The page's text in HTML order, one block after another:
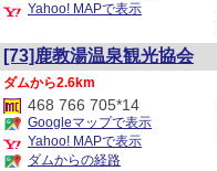
Yahoo! MAPで表示
[73]鹿教湯温泉観光協会
2.6km
468 766 705*14
Googleマップで表示
Yahoo! MAPで表示
ダムからの経路